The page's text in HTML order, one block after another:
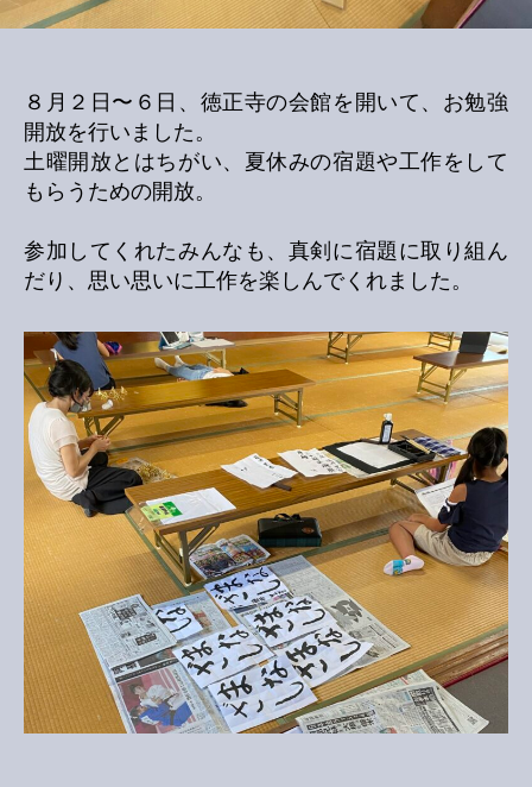
８月２日〜６日、徳正寺の会館を開いて、お勉強
開放を行いました。
土曜開放とはちがい、夏休みの宿題や工作をして
もらうための開放。
参加してくれたみんなも、真剣に宿題に取り組ん
だり、思い思いに工作を楽しんでくれました。